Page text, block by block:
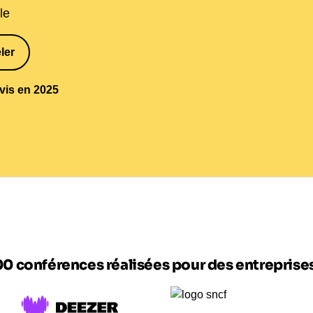
en 2025
conférences réalisées pour des